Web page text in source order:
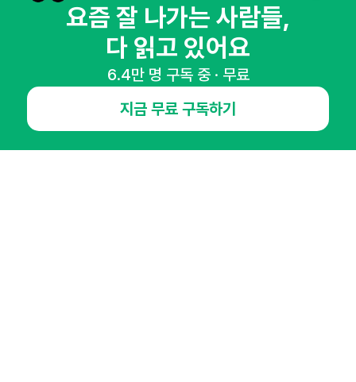
오픈애즈란 공지사항 제휴문의
인사이터 신청
뉴스레터
요즘 잘 나가는 사람들,
다 읽고 있어요
6.4만 명 구독 중 · 무료
지금 무료 구독하기